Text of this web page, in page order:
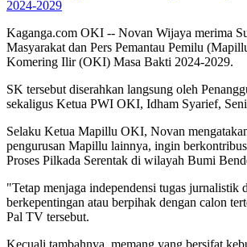
Kaganga.com OKI -- Novan Wijaya merima
Masyarakat dan Pers Pemantau Pemilu
Komering Ilir (OKI) Masa Bakti 2024-2029.
SK tersebut diserahkan langsung oleh
sekaligus Ketua PWI OKI, Idham Syarief,
Selaku Ketua Mapillu OKI, Novan
pengurusan Mapillu lainnya, ingin
Proses Pilkada Serentak di wilayah Bumi
"Tetap menjaga independensi tugas jurnalistik
berkepentingan atau berpihak dengan calon
Pal TV tersebut.
Kecuali tambahnya, memang yang bersifat